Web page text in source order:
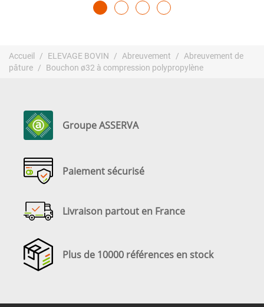
Accueil ELEVAGE BOVIN Abreuvement
Abreuvement de
pâture
Bouchon ø32 à compression polypropylène
Groupe ASSERVA
Paiement sécurisé
Livraison partout en France
Plus de 10000 références en stock